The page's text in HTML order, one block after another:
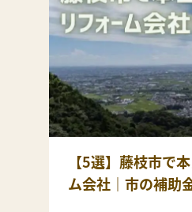
【5選】藤枝市で
ム会社｜市の補助